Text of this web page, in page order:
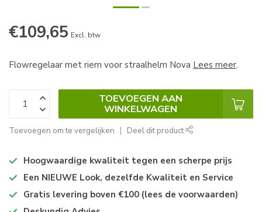
€109,65 Excl. btw
Flowregelaar met riem voor straalhelm Nova Lees meer.
TOEVOEGEN AAN
WINKELWAGEN
Toevoegen om te vergelijken Deel dit product
Hoogwaardige kwaliteit tegen een scherpe prijs
Een NIEUWE Look, dezelfde Kwaliteit en Service
Gratis levering boven €100 (lees de voorwaarden)